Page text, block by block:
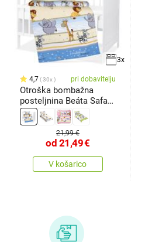
3x
4,7 30x pri dobavitelju
Otroška bombažna
posteljnina Beáta Safari
modra,
21,99 €
od 21,49€
V košarico